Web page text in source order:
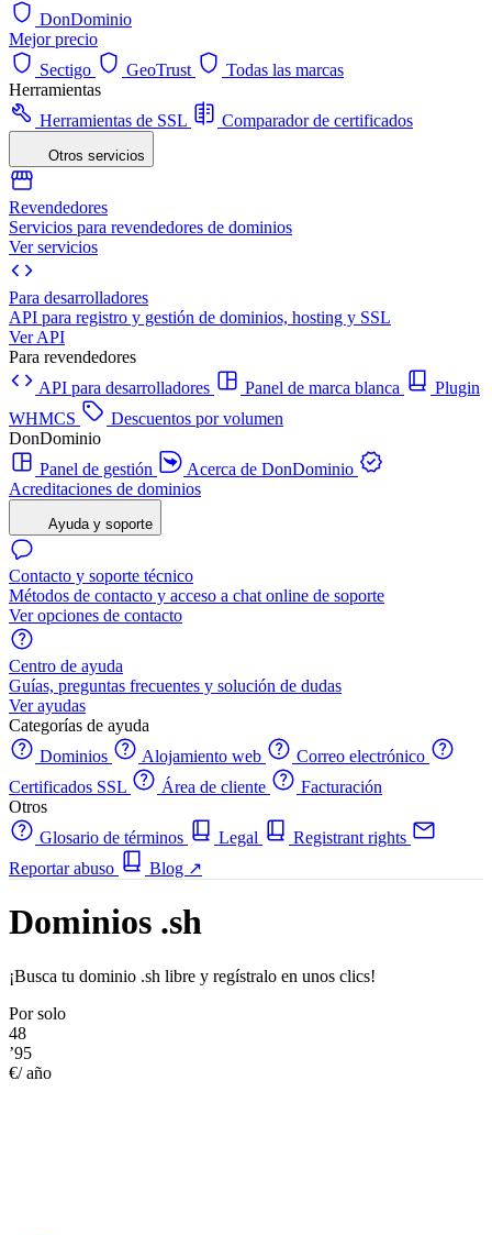
DonDominio
Mejor precio
Sectigo
GeoTrust
Todas las marcas
Herramientas
Herramientas de SSL
Comparador de certificados
Otros servicios
Revendedores
Servicios para revendedores de dominios
Ver servicios
Para desarrolladores
API para registro y gestión de dominios, hosting y SSL
Ver API
Para revendedores
API para desarrolladores
Panel de marca blanca
Plugin
WHMCS
Descuentos por volumen
DonDominio
Panel de gestión
Acerca de DonDominio
Acreditaciones de dominios
Ayuda y soporte
Contacto y soporte técnico
Métodos de contacto y acceso a chat online de soporte
Ver opciones de contacto
Centro de ayuda
Guías, preguntas frecuentes y solución de dudas
Ver ayudas
Categorías de ayuda
Dominios
Alojamiento web
Correo electrónico
Certificados SSL
Área de cliente
Facturación
Otros
Glosario de términos
Legal
Registrant rights
Reportar abuso
Blog ↗
Dominios .sh
¡Busca tu dominio .sh libre y regístralo en unos clics!
Por solo
48
’95
€/ año